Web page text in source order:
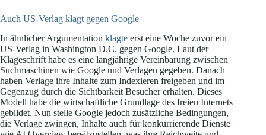
Auch US-Verlag klagt gegen Google
In ähnlicher Argumentation klagte erst eine Woche zuvor ein
US-Verlag in Washington D.C. gegen Google. Laut der
Klageschrift habe es eine langjährige Vereinbarung zwischen
Suchmaschinen wie Google und Verlagen gegeben. Danach
haben Verlage ihre Inhalte zum Indexieren freigeben und im
Gegenzug durch die Sichtbarkeit Besucher erhalten. Dieses
Modell habe die wirtschaftliche Grundlage des freien Internets
gebildet. Nun stelle Google jedoch zusätzliche Bedingungen,
die Verlage zwingen, Inhalte auch für konkurrierende Dienste